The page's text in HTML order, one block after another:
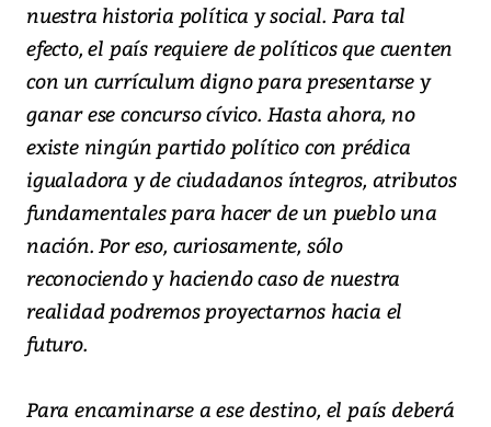
nuestra historia política y social. Para tal
efecto, el país requiere de políticos que cuenten
con un currículum digno para presentarse y
ganar ese concurso cívico. Hasta ahora, no
existe ningún partido político con prédica
igualadora y de ciudadanos íntegros, atributos
fundamentales para hacer de un pueblo una
nación. Por eso, curiosamente, sólo
reconociendo y haciendo caso de nuestra
realidad podremos proyectarnos hacia el
futuro.
Para encaminarse a ese destino, el país deberá